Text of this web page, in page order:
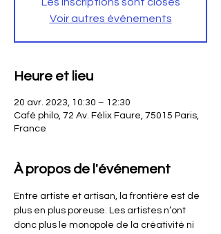
Voir autres événements
Heure et lieu
20 avr. 2023, 10:30 – 12:30
Café philo, 72 Av. Félix Faure, 75015 Paris,
France
À propos de l'événement
Entre artiste et artisan, la frontière est de
plus en plus poreuse. Les artistes n’ont
donc plus le monopole de la créativité ni